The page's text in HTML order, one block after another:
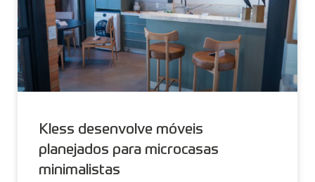
Kless desenvolve móveis
planejados para microcasas
minimalistas